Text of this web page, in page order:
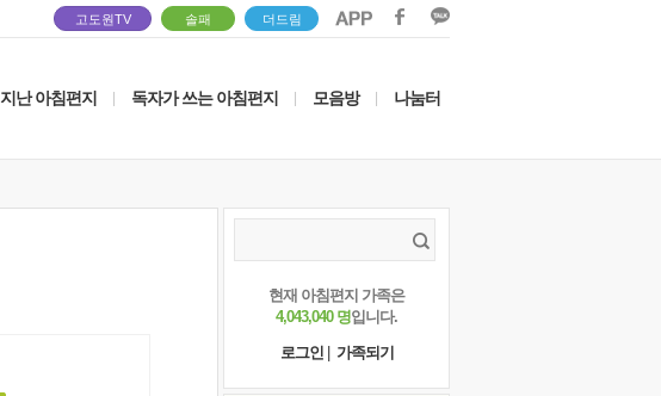
고도원TV 솔패 더드림
지난 아침편지 독자가 쓰는 아침편지 모음방 나눔터
현재 아침편지 가족은
4,043,040 명입니다.
로그인
가족되기